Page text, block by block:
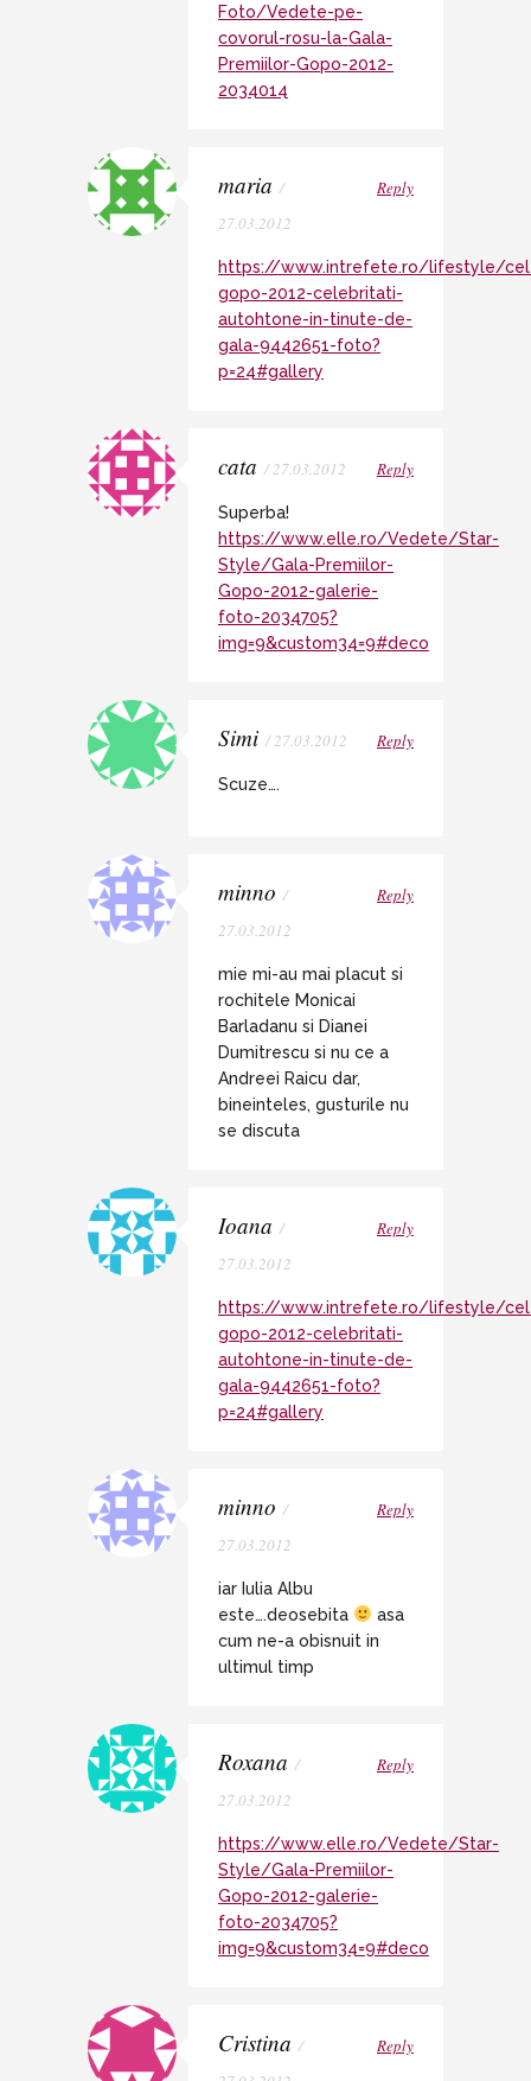
Foto/Vedete-pe-
covorul-rosu-la-Gala-
Premiilor-Gopo-2012-
2034014
maria /
27.03.2012
Reply
https://www.intrefete.ro/lifestyle/
gopo-2012-celebritati-
autohtone-in-tinute-de-
gala-9442651-foto?
p=24#gallery
cata / 27.03.2012 Reply
Superba!
https://www.elle.ro/Vedete/Star-
Style/Gala-Premiilor-
Gopo-2012-galerie-
foto-2034705?
img=9&custom34=9#deco
Simi / 27.03.2012 Reply
Scuze….
minno /
27.03.2012
Reply
mie mi-au mai placut si
rochitele Monicai
Barladanu si Dianei
Dumitrescu si nu ce a
Andreei Raicu dar,
bineinteles, gusturile nu
se discuta
Ioana /
27.03.2012
Reply
https://www.intrefete.ro/lifestyle/
gopo-2012-celebritati-
autohtone-in-tinute-de-
gala-9442651-foto?
p=24#gallery
minno /
27.03.2012
Reply
iar Iulia Albu
este….deosebita
asa
cum ne-a obisnuit in
ultimul timp
Roxana /
27.03.2012
Reply
https://www.elle.ro/Vedete/Star-
Style/Gala-Premiilor-
Gopo-2012-galerie-
foto-2034705?
img=9&custom34=9#deco
Cristina /
Reply